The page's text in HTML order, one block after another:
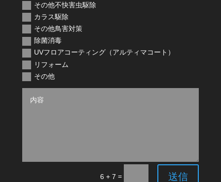
その他不快害虫駆除
カラス駆除
その他鳥害対策
除菌消毒
UVフロアコーティング（アルティマコート）
リフォーム
その他
6 + 7 = 送信